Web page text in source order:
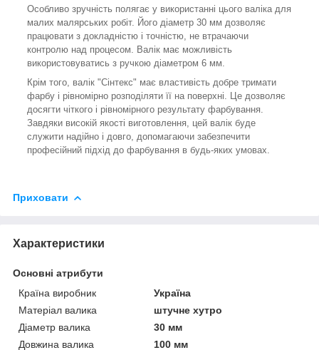
Особливо зручність полягає у використанні цього валіка для
малих малярських робіт. Його діаметр 30 мм дозволяє
працювати з докладністю і точністю, не втрачаючи
контролю над процесом. Валік має можливість
використовуватись з ручкою діаметром 6 мм.
Крім того, валік "Сінтекс" має властивість добре тримати
фарбу і рівномірно розподіляти її на поверхні. Це дозволяє
досягти чіткого і рівномірного результату фарбування.
Завдяки високій якості виготовлення, цей валік буде
служити надійно і довго, допомагаючи забезпечити
професійний підхід до фарбування в будь-яких умовах.
Приховати
Характеристики
Основні атрибути
Країна виробник
Україна
Матеріал валика
штучне хутро
Діаметр валика
30 мм
Довжина валика
100 мм